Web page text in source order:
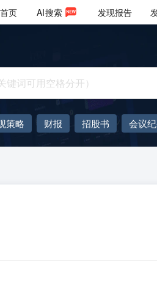
页 AI搜索 发现报告
策略 财报 招股书 会议
AIGC
大模型